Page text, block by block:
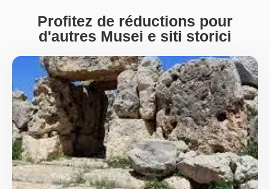
Profitez de réductions pour
d'autres Musei e siti storici